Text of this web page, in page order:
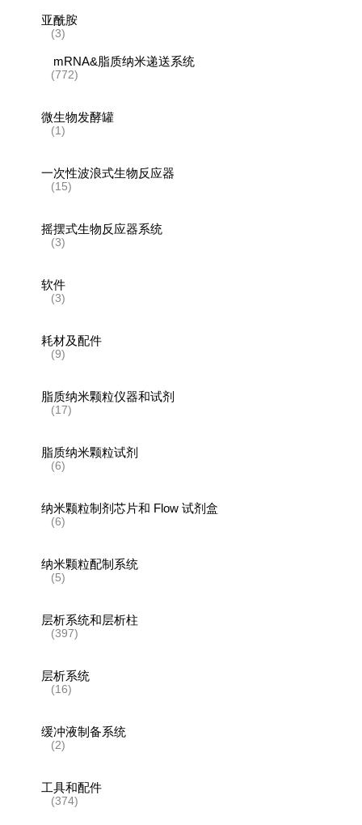
亚酰胺
(3)
mRNA&脂质纳米递送系统
(772)
微生物发酵罐
(1)
一次性波浪式生物反应器
(15)
摇摆式生物反应器系统
(3)
软件
(3)
耗材及配件
(9)
脂质纳米颗粒仪器和试剂
(17)
脂质纳米颗粒试剂
(6)
纳米颗粒制剂芯片和 Flow 试剂盒
(6)
纳米颗粒配制系统
(5)
层析系统和层析柱
(397)
层析系统
(16)
缓冲液制备系统
(2)
工具和配件
(374)